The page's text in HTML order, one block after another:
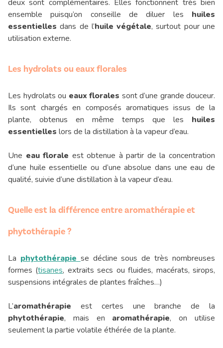
deux sont complémentaires. Elles fonctionnent très bien
ensemble puisqu’on conseille de diluer les huiles
essentielles dans de l’huile végétale, surtout pour une
utilisation externe.
Les hydrolats ou eaux florales
Les hydrolats ou eaux florales sont d’une grande douceur.
Ils sont chargés en composés aromatiques issus de la
plante, obtenus en même temps que les huiles
essentielles lors de la distillation à la vapeur d’eau.
Une eau florale est obtenue à partir de la concentration
d’une huile essentielle ou d’une absolue dans une eau de
qualité, suivie d’une distillation à la vapeur d’eau.
Quelle est la différence entre aromathérapie et
phytothérapie ?
La phytothérapie se décline sous de très nombreuses
formes (tisanes, extraits secs ou fluides, macérats, sirops,
suspensions intégrales de plantes fraîches…)
L’aromathérapie est certes une branche de la
phytothérapie, mais en aromathérapie, on utilise
seulement la partie volatile éthérée de la plante.